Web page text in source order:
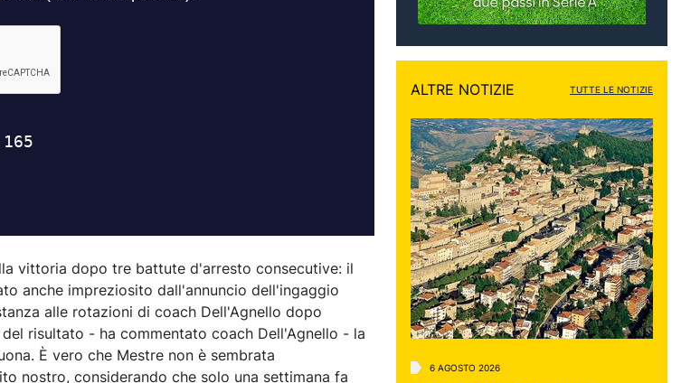
vittoria dopo tre battute d'arresto consecutive: il
anche impreziosito dall'annuncio dell'ingaggio
alle rotazioni di coach Dell'Agnello dopo
risultato - ha commentato coach Dell'Agnello - la
È vero che Mestre non è sembrata
nostro, considerando che solo una settimana fa
ALTRE NOTIZIE TUTTE LE NOTIZIE
6 AGOSTO 2026